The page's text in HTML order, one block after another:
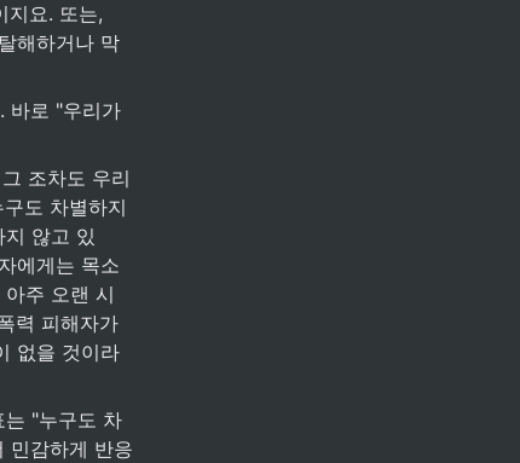
지요. 또는,
해하거나 막
바로 "우리가
조차도 우리
도 차별하지
않고 있
에게는 목소
주 오랜 시
력 피해자가
없을 것이라
는 "누구도 차
민감하게 반응